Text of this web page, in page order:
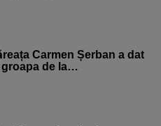
Carmen Șerban a dat
de la…